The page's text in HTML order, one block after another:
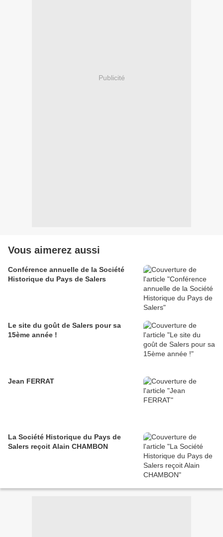
Publicité
Vous aimerez aussi
Conférence annuelle de la Société
Historique du Pays de Salers
Le site du goût de Salers pour sa
15ème année !
Jean FERRAT
La Société Historique du Pays de
Salers reçoit Alain CHAMBON